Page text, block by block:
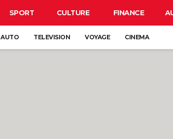
SPORT CULTURE FINANCE
AUTO TELEVISION VOYAGE CINEMA